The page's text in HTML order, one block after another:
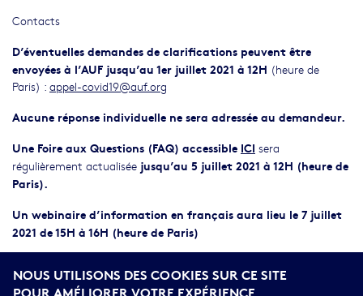
Contacts
D’éventuelles demandes de clarifications peuvent être
envoyées à l’AUF jusqu’au 1er juillet 2021 à 12H (heure de
Paris) : appel-covid19@auf.org
Aucune réponse individuelle ne sera adressée au demandeur.
Une Foire aux Questions (FAQ) accessible ICI sera
régulièrement actualisée jusqu’au 5 juillet 2021 à 12H (heure de
Paris).
Un webinaire d’information en français aura lieu le 7 juillet
2021 de 15H à 16H (heure de Paris)
NOUS UTILISONS DES COOKIES SUR CE SITE
POUR AMÉLIORER VOTRE EXPÉRIENCE